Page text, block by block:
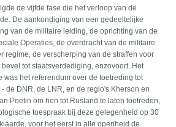
de vijfde fase die het verloop van de
De aankondiging van een gedeeltelijke
van de militaire leiding, de oprichting van de
Operaties, de overdracht van de militaire
regime, de verscherping van de straffen voor
tot staatsverdediging, enzovoort. Het
was het referendum over de toetreding tot
de DNR, de LNR, en de regio's Kherson en
Poetin om hen tot Rusland te laten toetreden,
toespraak bij deze gelegenheid op 30
voor het eerst in alle openheid de